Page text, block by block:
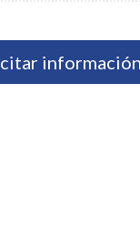
información